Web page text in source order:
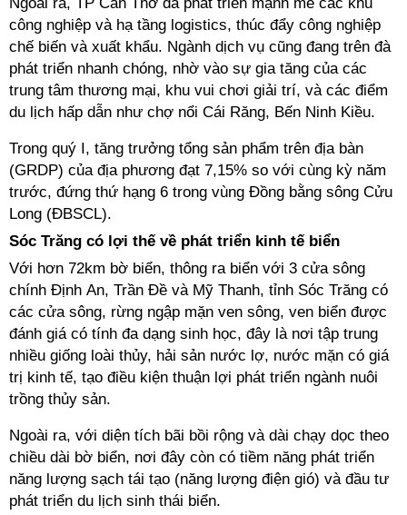
công nghiệp và hạ tầng logistics, thúc đẩy công nghiệp
chế biến và xuất khẩu. Ngành dịch vụ cũng đang trên đà
phát triển nhanh chóng, nhờ vào sự gia tăng của các
trung tâm thương mại, khu vui chơi giải trí, và các điểm
du lịch hấp dẫn như chợ nổi Cái Răng, Bến Ninh Kiều.
Trong quý I, tăng trưởng tổng sản phẩm trên địa bàn
(GRDP) của địa phương đạt 7,15% so với cùng kỳ năm
trước, đứng thứ hạng 6 trong vùng Đồng bằng sông Cửu
Long (ĐBSCL).
Sóc Trăng có lợi thế về phát triển kinh tế biển
Với hơn 72km bờ biển, thông ra biển với 3 cửa sông
chính Định An, Trần Đề và Mỹ Thanh, tỉnh Sóc Trăng có
các cửa sông, rừng ngập mặn ven sông, ven biển được
đánh giá có tính đa dạng sinh học, đây là nơi tập trung
nhiều giống loài thủy, hải sản nước lợ, nước mặn có giá
trị kinh tế, tạo điều kiện thuận lợi phát triển ngành nuôi
trồng thủy sản.
Ngoài ra, với diện tích bãi bồi rộng và dài chạy dọc theo
chiều dài bờ biển, nơi đây còn có tiềm năng phát triển
năng lượng sạch tái tạo (năng lượng điện gió) và đầu tư
phát triển du lịch sinh thái biển.